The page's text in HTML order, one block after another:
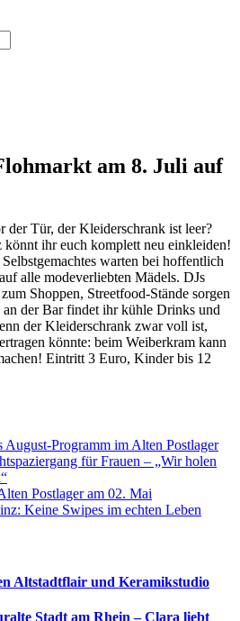
am 8. Juli auf
der Tür, der Kleiderschrank ist leer?
könnt ihr euch komplett neu einkleiden!
warten bei hoffentlich
alle modeverliebten Mädels. DJs
Shoppen, Streetfood-Stände sorgen
der Bar findet ihr kühle Drinks und
der Kleiderschrank zwar voll ist,
könnte: beim Weiberkram kann
Eintritt 3 Euro, Kinder bis 12
August-Programm im Alten Postlager
für Frauen – „Wir holen
Postlager am 02. Mai
Keine Swipes im echten Leben
Altstadtflair und Keramikstudio
Stadt am Rhein – Clara liebt